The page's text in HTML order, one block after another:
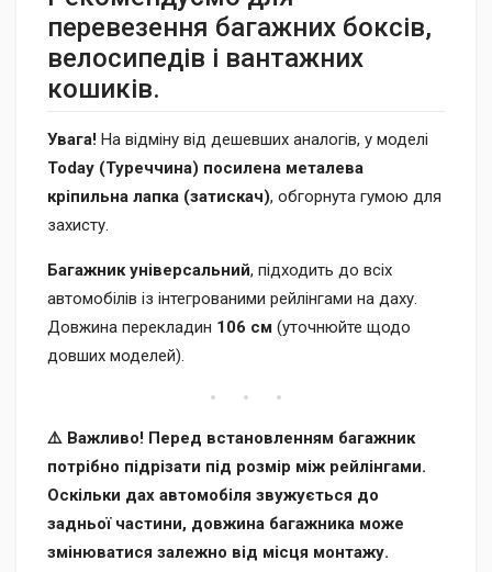
перевезення багажних боксів,
велосипедів і вантажних
кошиків.
Увага! На відміну від дешевших аналогів, у моделі
Today (Туреччина) посилена металева
кріпильна лапка (затискач), обгорнута гумою для
захисту.
Багажник універсальний, підходить до всіх
автомобілів із інтегрованими рейлінгами на даху.
Довжина перекладин 106 см (уточнюйте щодо
довших моделей).
⚠️ Важливо! Перед встановленням багажник
потрібно підрізати під розмір між рейлінгами.
Оскільки дах автомобіля звужується до
задньої частини, довжина багажника може
змінюватися залежно від місця монтажу.